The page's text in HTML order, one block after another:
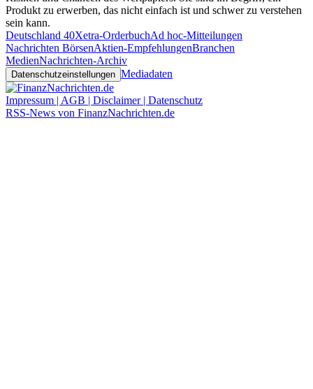
Produkt zu erwerben, das nicht einfach ist und schwer zu verstehen
sein kann.
Deutschland 40Xetra-OrderbuchAd hoc-Mitteilungen
Nachrichten BörsenAktien-EmpfehlungenBranchen
MedienNachrichten-Archiv
Datenschutzeinstellungen Mediadaten
Impressum | AGB | Disclaimer | Datenschutz
RSS-News von FinanzNachrichten.de